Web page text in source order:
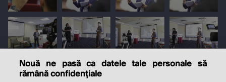
Nouă ne pasă ca datele tale personale să
rămână confidențiale